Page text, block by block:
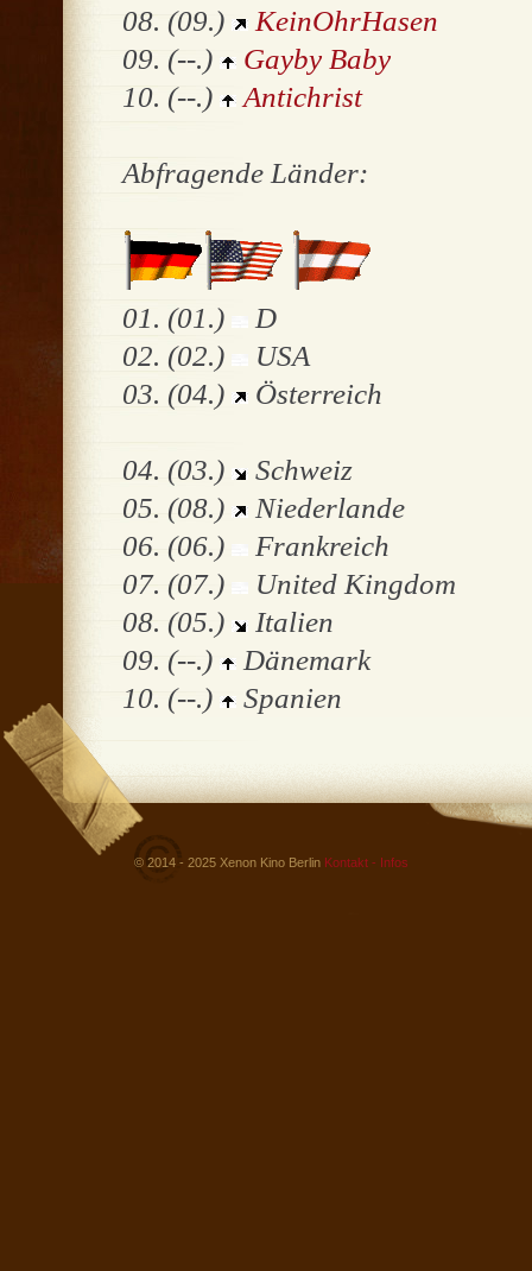
08. (09.)
KeinOhrHasen
09. (--.)
Gayby Baby
10. (--.)
Antichrist
Abfragende Länder:
01. (01.)
D
02. (02.)
USA
03. (04.)
Österreich
04. (03.)
Schweiz
05. (08.)
Niederlande
06. (06.)
Frankreich
07. (07.)
United Kingdom
08. (05.)
Italien
09. (--.)
Dänemark
10. (--.)
Spanien
© 2014 - 2025 Xenon Kino Berlin Kontakt - Infos